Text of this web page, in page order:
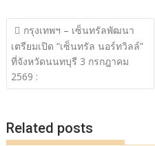
ac
e
b
o
o
k
w
itt
er
n
e
o
p
y
n
h
e
แนะแนว
เรื่อง
กรุงเทพฯ – เซ็นทรัลพัฒนา
เตรียมเปิด “เซ็นทรัล นอร์ทวิลล์”
ที่จังหวัดนนทบุรี 3 กรกฎาคม
2569 :
Related posts